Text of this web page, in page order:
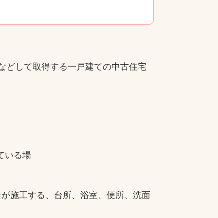
どして取得する一戸建ての中古住宅
いる場
施工する、台所、浴室、便所、洗面